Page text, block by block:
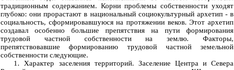
традиционным содержанием. Корни проблемы собственности уходят
глубоко: они прорастают в национальный социокультурный архетип - в
социальность, сформировавшуюся на протяжении веков. Этот архетип
создавал особенно большие препятствия на пути формирования
трудовой частной собственности на землю. Факторы,
препятствовавшие формированию трудовой частной земельной
собственности следующие.
1. Характер заселения территорий. Заселение Центра и Севера